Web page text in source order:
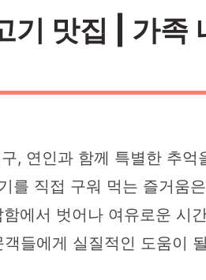
맛집 | 가족
, 연인과 함께 특별한 추
직접 구워 먹는 즐거움
에서 벗어나 여유로운 시
들에게 실질적인 도움이